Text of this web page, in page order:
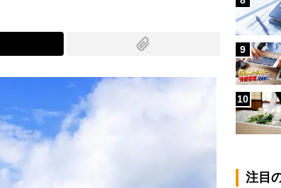
9
10
注目